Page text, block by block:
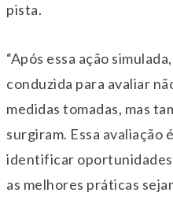
pista.
“Após essa ação
conduzida para avaliar
medidas tomadas, mas
surgiram. Essa avaliação
identificar
as melhores práticas